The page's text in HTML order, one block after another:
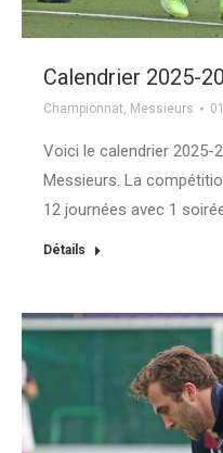
Calendrier 2025-
Championnat, Messieurs
Voici le calendrier 2025-
Messieurs. La
12 journées avec 1
Détails